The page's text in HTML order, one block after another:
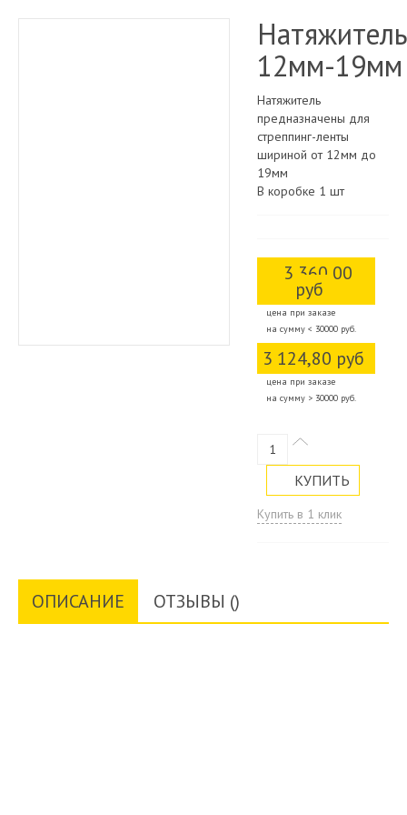
Натяжитель
12мм-19мм
Натяжитель
предназначены для
стреппинг-ленты
шириной от 12мм до
19мм
В коробке 1 шт
3 360,00
руб
цена при заказе
на сумму < 30000 руб.
3 124,80 руб
цена при заказе
на сумму > 30000 руб.
Купить в 1 клик
ОПИСАНИЕ ОТЗЫВЫ ()